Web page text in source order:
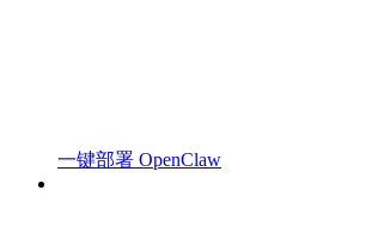
一键部署 OpenClaw